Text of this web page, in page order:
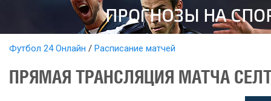
Футбол 24 Онлайн Расписание матчей
ПРЯМАЯ ТРАНСЛЯЦИЯ МАТЧА